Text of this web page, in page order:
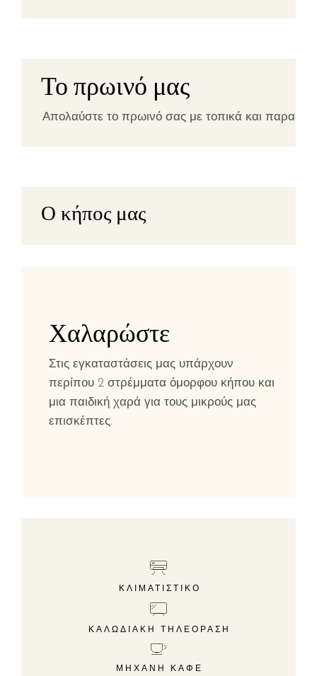
Το πρωινό μας
Απολαύστε το πρωινό σας με τοπικά και
Ο κήπος μας
Χαλαρώστε
Στις εγκαταστάσεις μας υπάρχουν
περίπου 2 στρέμματα όμορφου κήπου και
μια παιδική χαρά για τους μικρούς μας
επισκέπτες.
ΚΛΙΜΑΤΙΣΤΙΚΌ
ΚΑΛΩΔΙΑΚΉ ΤΗΛΕΌΡΑΣΗ
ΜΗΧΑΝΉ ΚΑΦΈ